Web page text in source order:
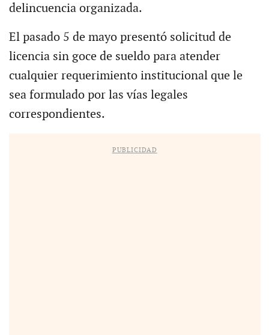
delincuencia organizada.
El pasado 5 de mayo presentó solicitud de
licencia sin goce de sueldo para atender
cualquier requerimiento institucional que le
sea formulado por las vías legales
correspondientes.
PUBLICIDAD